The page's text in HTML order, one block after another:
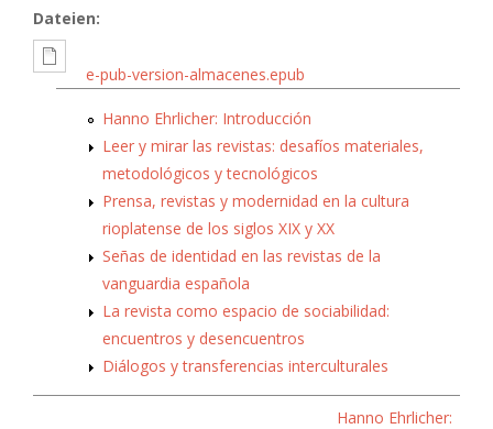
Dateien:
e-pub-version-almacenes.epub
Hanno Ehrlicher: Introducción
Leer y mirar las revistas: desafíos materiales,
metodológicos y tecnológicos
Prensa, revistas y modernidad en la cultura
rioplatense de los siglos XIX y XX
Señas de identidad en las revistas de la
vanguardia española
La revista como espacio de sociabilidad:
encuentros y desencuentros
Diálogos y transferencias interculturales
Hanno Ehrlicher: